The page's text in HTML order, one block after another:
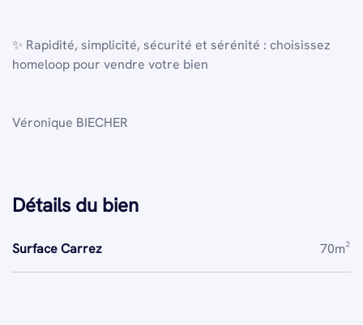
✨ Rapidité, simplicité, sécurité et sérénité : choisissez
homeloop pour vendre votre bien
Véronique BIECHER
Détails du bien
Surface Carrez 70m²